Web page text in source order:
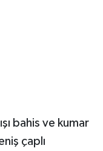
bahis ve kumar
çaplı